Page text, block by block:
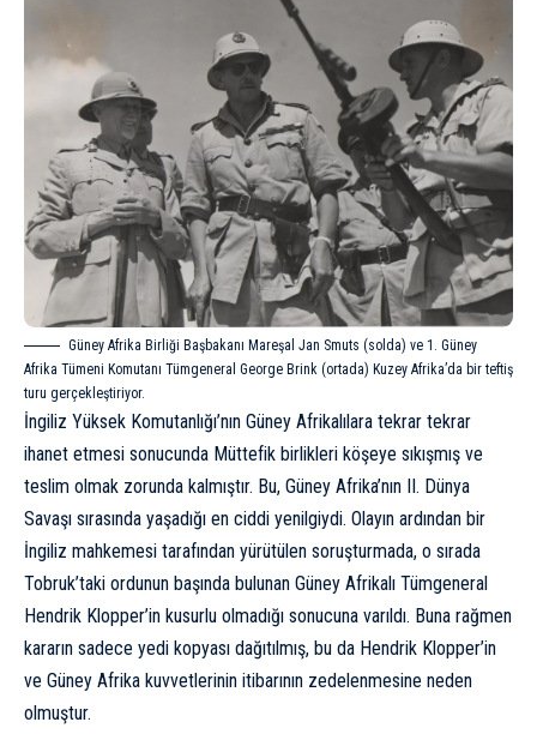
Güney Afrika Birliği Başbakanı Mareşal Jan Smuts (solda) ve 1. Güney
Afrika Tümeni Komutanı Tümgeneral George Brink (ortada) Kuzey Afrika’da bir teftiş
turu gerçekleştiriyor.
İngiliz Yüksek Komutanlığı’nın Güney Afrikalılara tekrar tekrar
ihanet etmesi sonucunda Müttefik birlikleri köşeye sıkışmış ve
teslim olmak zorunda kalmıştır. Bu, Güney Afrika’nın II. Dünya
Savaşı sırasında yaşadığı en ciddi yenilgiydi. Olayın ardından bir
İngiliz mahkemesi tarafından yürütülen soruşturmada, o sırada
Tobruk’taki ordunun başında bulunan Güney Afrikalı Tümgeneral
Hendrik Klopper’in kusurlu olmadığı sonucuna varıldı. Buna rağmen
kararın sadece yedi kopyası dağıtılmış, bu da Hendrik Klopper’in
ve Güney Afrika kuvvetlerinin itibarının zedelenmesine neden
olmuştur.